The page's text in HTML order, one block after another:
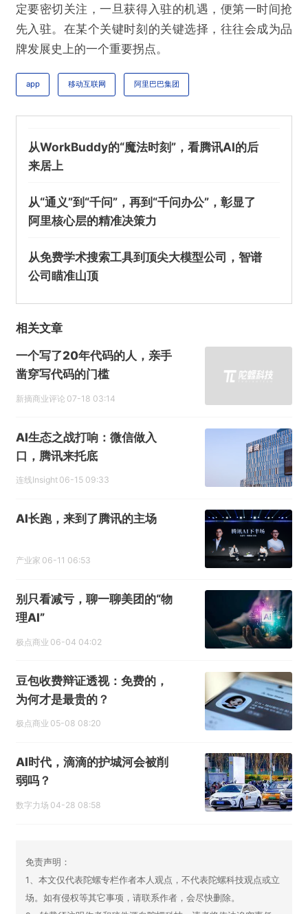
定要密切关注，一旦获得入驻的机遇，便第一时间抢
先入驻。在某个关键时刻的关键选择，往往会成为品
牌发展史上的一个重要拐点。
app 移动互联网 阿里巴巴集团
从WorkBuddy的“魔法时刻”，看腾讯AI的后
来居上
从“通义”到“千问”，再到“千问办公”，彰显了
阿里核心层的精准决策力
从免费学术搜索工具到顶尖大模型公司，智谱
公司瞄准山顶
相关文章
一个写了20年代码的人，亲手
凿穿写代码的门槛
新摘商业评论 07-18 03:14
AI生态之战打响：微信做入
口，腾讯来托底
连线Insight 06-15 09:33
AI长跑，来到了腾讯的主场
产业家 06-11 06:53
别只看减亏，聊一聊美团的“物
理AI”
极点商业 06-04 04:02
豆包收费辩证透视：免费的，
为何才是最贵的？
极点商业 05-08 08:20
AI时代，滴滴的护城河会被削
弱吗？
数字力场 04-28 08:58
免责声明：
1、本文仅代表陀螺专栏作者本人观点，不代表陀螺科技观点或立
场。如有侵权等其它事项，请联系作者，会尽快删除。